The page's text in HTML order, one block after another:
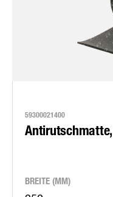
59300021400
BREITE (MM)